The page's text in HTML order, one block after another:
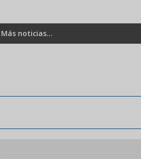
Más noticias...